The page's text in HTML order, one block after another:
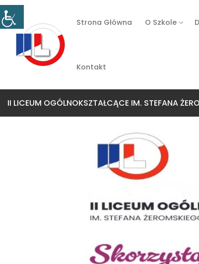
Strona Główna O Szkole
Kontakt
II LICEUM OGÓLNOKSZTAŁCĄCE IM. STEFANA